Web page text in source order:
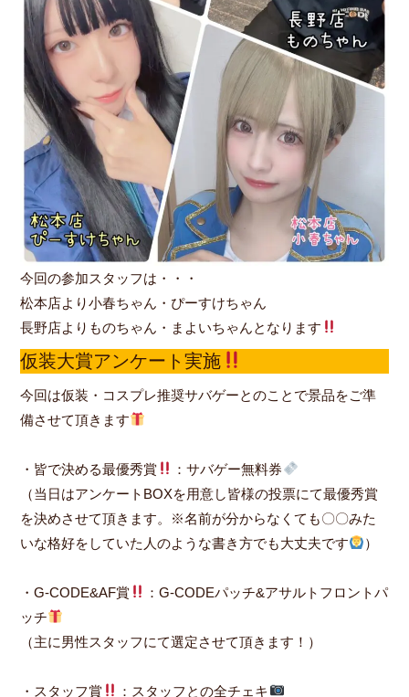
今回の参加スタッフは・・・
松本店より小春ちゃん・ぴーすけちゃん
長野店よりものちゃん・まよいちゃんとなります
仮装大賞アンケート実施
今回は仮装・コスプレ推奨サバゲーとのことで景品をご準
備させて頂きます
・皆で決める最優秀賞
：サバゲー無料券
（当日はアンケートBOXを用意し皆様の投票にて最優秀賞
を決めさせて頂きます。※名前が分からなくても〇〇みた
いな格好をしていた人のような書き方でも大丈夫です
）
・G-CODE&AF賞
：G-CODEパッチ&アサルトフロントパ
ッチ
（主に男性スタッフにて選定させて頂きます！）
・スタッフ賞 ：スタッフとの全チェキ